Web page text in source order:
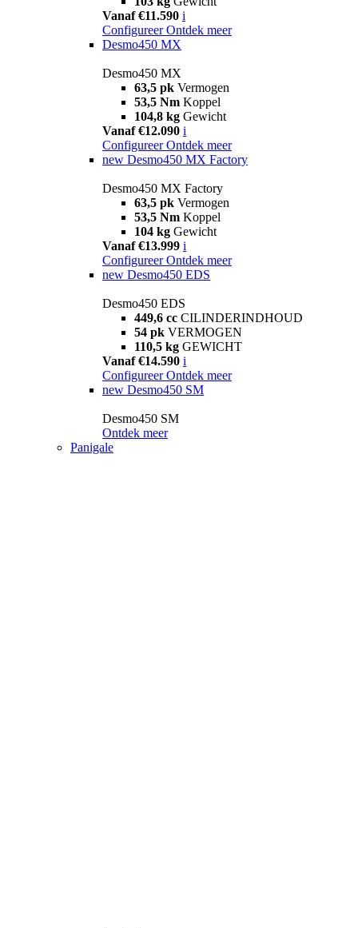
Vanaf €11.590 i
Configureer Ontdek meer
Desmo450 MX
Desmo450 MX
63,5 pk Vermogen
53,5 Nm Koppel
104,8 kg Gewicht
Vanaf €12.090 i
Configureer Ontdek meer
new Desmo450 MX Factory
Desmo450 MX Factory
63,5 pk Vermogen
53,5 Nm Koppel
104 kg Gewicht
Vanaf €13.999 i
Configureer Ontdek meer
new Desmo450 EDS
Desmo450 EDS
449,6 cc CILINDERINDHOUD
54 pk VERMOGEN
110,5 kg GEWICHT
Vanaf €14.590 i
Configureer Ontdek meer
new Desmo450 SM
Desmo450 SM
Ontdek meer
Panigale